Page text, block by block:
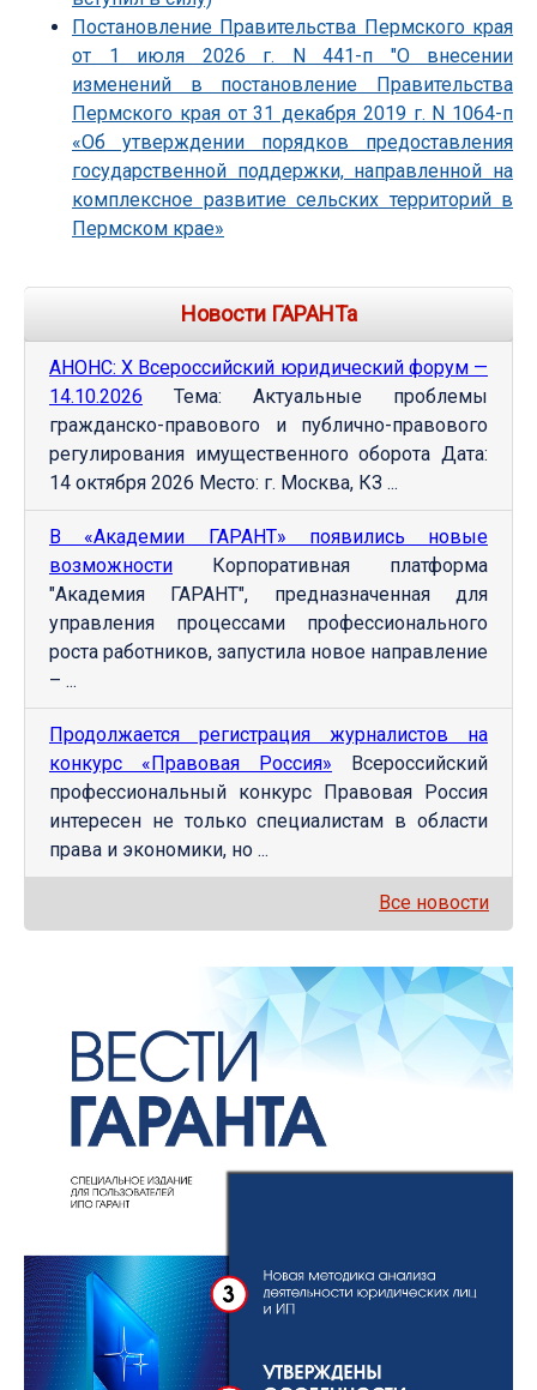
Постановление Правительства Пермского края
от 1 июля 2026 г. N 441-п "О внесении
изменений в постановление Правительства
Пермского края от 31 декабря 2019 г. N 1064-п
«Об утверждении порядков предоставления
государственной поддержки, направленной на
комплексное развитие сельских территорий в
Пермском крае»
Новости ГАРАНТа
АНОНС: Х Всероссийский юридический форум —
14.10.2026 Тема: Актуальные проблемы
гражданско-правового и публично-правового
регулирования имущественного оборота Дата:
14 октября 2026 Место: г. Москва, КЗ ...
В «Академии ГАРАНТ» появились новые
возможности Корпоративная платформа
"Академия ГАРАНТ", предназначенная для
управления процессами профессионального
роста работников, запустила новое направление
– ...
Продолжается регистрация журналистов на
конкурс «Правовая Россия» Всероссийский
профессиональный конкурс Правовая Россия
интересен не только специалистам в области
права и экономики, но ...
Все новости